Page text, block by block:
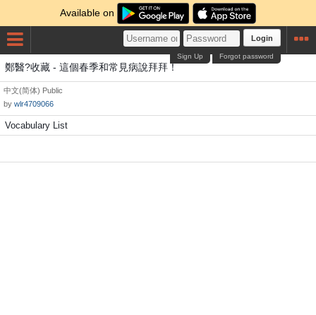
Available on
Login
Forgot password
Sign Up
鄭醫?收藏 - 這個春季和常見病說拜拜！
中文(简体) Public
by wlr4709066
Vocabulary List